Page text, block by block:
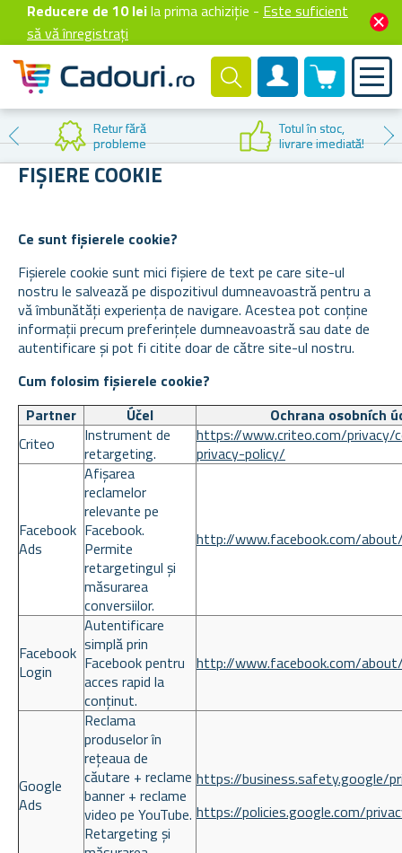
Reducere de 10 leila prima achiziție - Este suficient
să vă înregistrați
Cont client
0 produselor
Retur fără
probleme
Totul în stoc,
livrare imediată!
FIȘIERE COOKIE
Ce sunt fișierele cookie?
Fișierele cookie sunt mici fișiere de text pe care site-ul
nostru le salvează pe dispozitivul dumneavoastră pentru a
vă îmbunătăți experiența de navigare. Acestea pot conține
informații precum preferințele dumneavoastră sau date de
autentificare și pot fi citite doar de către site-ul nostru.
Cum folosim fișierele cookie?
Partner
Účel
Ochrana osobních
Criteo
Instrument de
retargeting.
https://www.criteo.com/privacy/
privacy-policy/
Facebook
Ads
Afișarea
reclamelor
relevante pe
Facebook.
Permite
retargetingul și
măsurarea
conversiilor.
http://www.facebook.com/
Facebook
Login
Autentificare
simplă prin
Facebook pentru
acces rapid la
conținut.
http://www.facebook.com/
Google
Ads
Reclama
produselor în
rețeaua de
căutare + reclame
banner + reclame
video pe YouTube.
Retargeting și
https://business.safety.google/
https://policies.google.com/